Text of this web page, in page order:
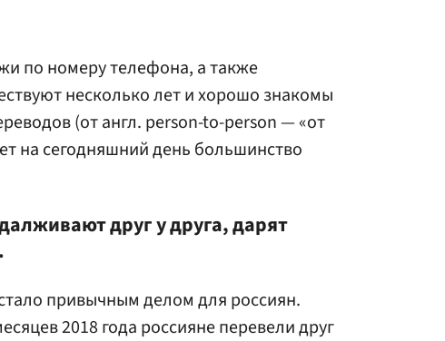
по номеру телефона, а также
несколько лет и хорошо знакомы
(от англ. person-to-person — «от
на сегодняшний день большинство
друг у друга, дарят
привычным делом для россиян.
2018 года россияне перевели друг